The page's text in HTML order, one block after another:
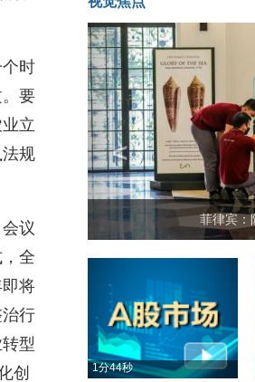
时
要
立
规
议
全
将
行
型
创
菲律宾：
<
1分44秒